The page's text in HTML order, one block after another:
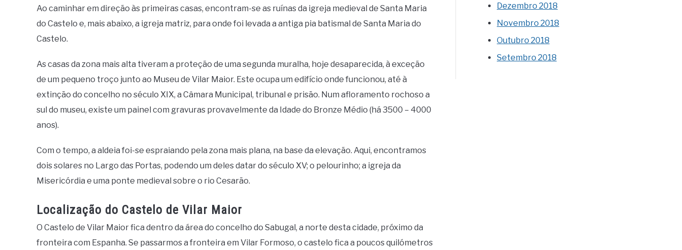
Ao caminhar em direção às primeiras casas, encontram-se as ruínas da igreja medieval de Santa Maria
do Castelo e, mais abaixo, a igreja matriz, para onde foi levada a antiga pia batismal de Santa Maria do
Castelo.
As casas da zona mais alta tiveram a proteção de uma segunda muralha, hoje desaparecida, à exceção
de um pequeno troço junto ao Museu de Vilar Maior. Este ocupa um edifício onde funcionou, até à
extinção do concelho no século XIX, a Câmara Municipal, tribunal e prisão. Num afloramento rochoso a
sul do museu, existe um painel com gravuras provavelmente da Idade do Bronze Médio (há 3500 – 4000
anos).
Com o tempo, a aldeia foi-se espraiando pela zona mais plana, na base da elevação. Aqui, encontramos
dois solares no Largo das Portas, podendo um deles datar do século XV; o pelourinho; a igreja da
Misericórdia e uma ponte medieval sobre o rio Cesarão.
Localização do Castelo de Vilar Maior
O Castelo de Vilar Maior fica dentro da área do concelho do Sabugal, a norte desta cidade, próximo da
fronteira com Espanha. Se passarmos a fronteira em Vilar Formoso, o castelo fica a poucos quilómetros
Dezembro 2018
Novembro 2018
Outubro 2018
Setembro 2018